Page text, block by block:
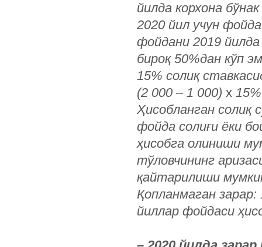
йилда корхона
2020 йил учун
фойдани 2019
бироқ 50%дан кўп
15% солиқ
(2 000 – 1 000) х
Ҳисобланган солиқ
фойда солиғи ёки
ҳисобга олиниши
тўловчининг
қайтарилиши
Қопланмаган зарар:
йиллар фойдаси